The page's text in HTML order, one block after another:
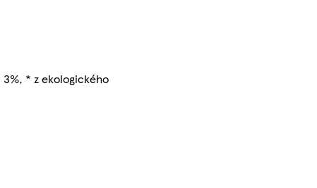
* z ekologického